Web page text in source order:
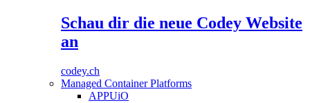
Schau dir die neue Codey Website
an
codey.ch
Managed Container Platforms
APPUiO